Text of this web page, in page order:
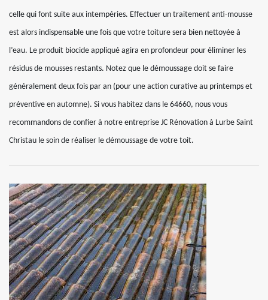
celle qui font suite aux intempéries. Effectuer un traitement anti-mousse
est alors indispensable une fois que votre toiture sera bien nettoyée à
l’eau. Le produit biocide appliqué agira en profondeur pour éliminer les
résidus de mousses restants. Notez que le démoussage doit se faire
généralement deux fois par an (pour une action curative au printemps et
préventive en automne). Si vous habitez dans le 64660, nous vous
recommandons de confier à notre entreprise JC Rénovation à Lurbe Saint
Christau le soin de réaliser le démoussage de votre toit.